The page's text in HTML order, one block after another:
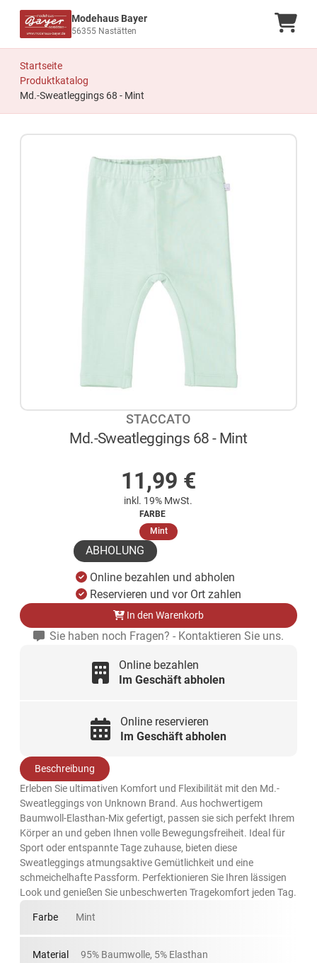
Modehaus Bayer
56355 Nastätten
Startseite
Produktkatalog
Md.-Sweatleggings 68 - Mint
STACCATO
Md.-Sweatleggings 68 - Mint
11,99 €
inkl. 19% MwSt.
FARBE
Mint(ausgewählt)
ABHOLUNG
Online bezahlen und abholen
Reservieren und vor Ort zahlen
In den Warenkorb
Sie haben noch Fragen? - Kontaktieren Sie uns.
Online bezahlen
Im Geschäft abholen
Online reservieren
Im Geschäft abholen
Beschreibung
Erleben Sie ultimativen Komfort und Flexibilität mit den Md.-
Sweatleggings von Unknown Brand. Aus hochwertigem
Baumwoll-Elasthan-Mix gefertigt, passen sie sich perfekt Ihrem
Körper an und geben Ihnen volle Bewegungsfreiheit. Ideal für
Sport oder entspannte Tage zuhause, bieten diese
Sweatleggings atmungsaktive Gemütlichkeit und eine
schmeichelhafte Passform. Perfektionieren Sie Ihren lässigen
Look und genießen Sie unbeschwerten Tragekomfort jeden Tag.
Farbe Mint
Material 95% Baumwolle, 5% Elasthan